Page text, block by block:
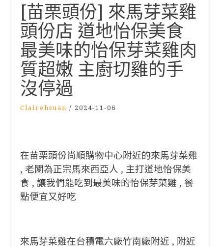
[苗栗頭份] 來馬芽菜雞
頭份店 道地怡保美食
最美味的怡保芽菜雞肉
質超嫩 主廚切雞的手
沒停過
Clairehsuan / 2024-11-06
在苗栗頭份尚順購物中心附近的來馬芽菜雞
, 老闆為正宗馬來西亞人 , 主打道地怡保美
食 , 讓我們能吃到最美味的怡保芽菜雞 , 餐
點便宜又好吃
來馬芽菜雞在台積電六廠竹南廠附近 , 附近